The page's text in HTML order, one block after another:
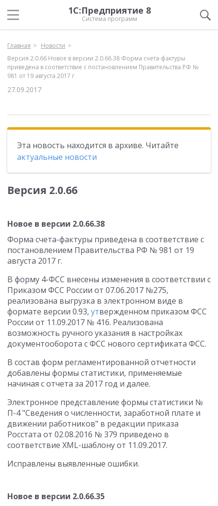
1С:Предприятие 8
Система программ
Главная
Новости
Версия 2.0.66 Новое в версии 2.0.66.38 Форма счета-фактуры
приведена в соответствие с постановлением Правительства РФ №
981 от 19 августа 2017 г
27.09.2017
Эта новость находится в архиве. Читайте
актуальные новости
Версия 2.0.66
Новое в версии 2.0.66.38
Форма счета-фактуры приведена в соответствие с
постановлением Правительства РФ № 981 от 19
августа 2017 г.
В форму 4-ФСС внесены изменения в соответствии с
Приказом ФСС России от 07.06.2017 №275,
реализована выгрузка в электронном виде в
формате версии 0.93, утвержденном приказом ФСС
России от 11.09.2017 № 416. Реализована
возможность ручного указания в настройках
документооборота с ФСС нового сертификата ФСС.
В состав форм регламентированной отчетности
добавлены формы статистики, применяемые
начиная с отчета за 2017 год и далее.
Электронное представление формы статистики №
П-4 "Сведения о численности, заработной плате и
движении работников" в редакции приказа
Росстата от 02.08.2016 № 379 приведено в
соответствие XML-шаблону от 11.09.2017.
Исправлены выявленные ошибки.
Новое в версии 2.0.66.35